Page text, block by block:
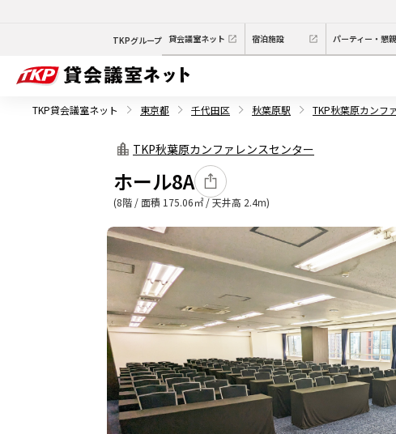
TKPグループ 貸会議室ネット 宿泊施設 パーティー・懇
TKP貸会議室ネット 東京都 千代田区 秋葉原駅 TKP秋葉原カンフ
TKP秋葉原カンファレンスセンター
ホール8A
(8階 / 面積 175.06㎡ / 天井高 2.4m)